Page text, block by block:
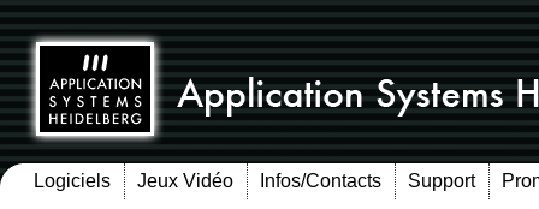
Logiciels Jeux Vidéo Infos/Contacts Support